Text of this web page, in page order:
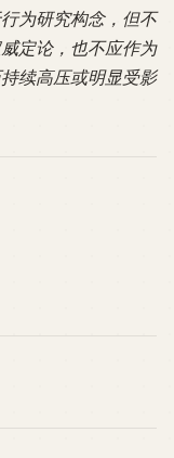
为研究构念，但不
定论，也不应作为
续高压或明显受影